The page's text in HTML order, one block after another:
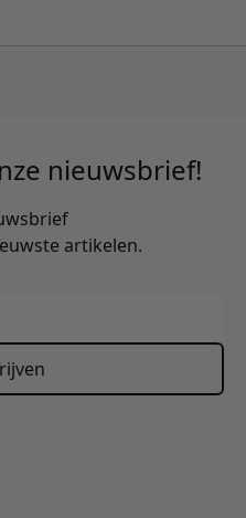
nieuwsbrief!
artikelen.